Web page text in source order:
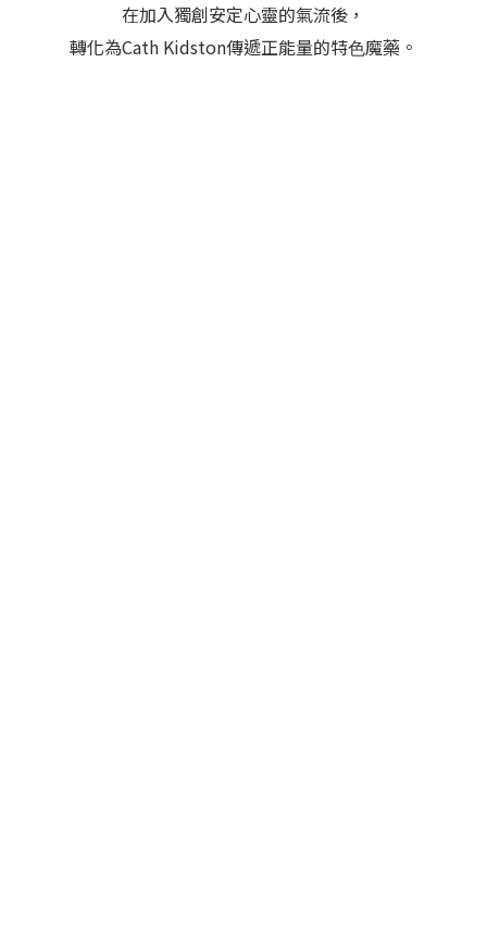
在加入獨創安定心靈的氣流後，
轉化為Cath Kidston傳遞正能量的特⾊魔藥。